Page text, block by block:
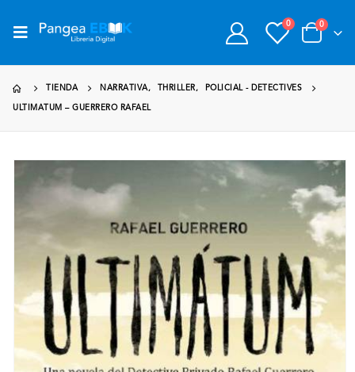
0 0
TIENDA NARRATIVA, THRILLER , POLICIAL - DETECTIVES
ULTIMATUM – GUERRERO RAFAEL